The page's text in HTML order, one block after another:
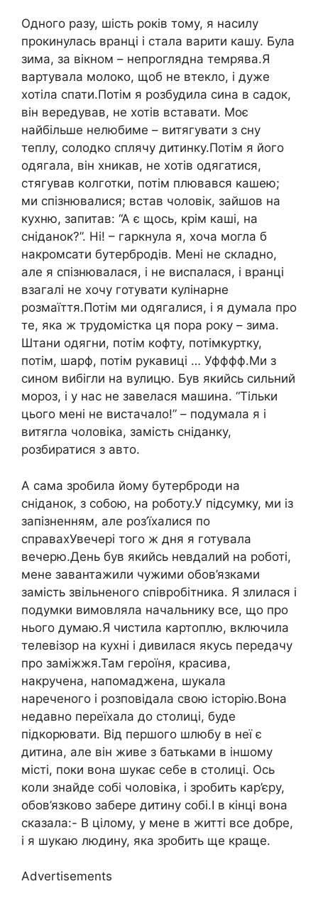
Одного разу, шість років тому, я насилу
прокинулась вранці і стала варити кашу. Була
зима, за вікном – непроглядна темрява.Я
вартувала молоко, щоб не втекло, і дуже
хотіла спати.Потім я розбудила сина в садок,
він вередував, не хотів вставати. Моє
найбільше нелюбиме – витягувати з сну
теплу, солодко сплячу дитинку.Потім я його
одягала, він хникав, не хотів одягатися,
стягував колготки, потім плювався кашею;
ми спізнювалися; встав чоловік, зайшов на
кухню, запитав: “А є щось, крім каші, на
сніданок?”. Ні! – гаркнула я, хоча могла б
накромсати бутербродів. Мені не складно,
але я спізнювалася, і не виспалася, і вранці
взагалі не хочу готувати кулінарне
розмаїття.Потім ми одягалися, і я думала про
те, яка ж трудомістка ця пора року – зима.
Штани одягни, потім кофту, потімкуртку,
потім, шарф, потім рукавиці … Уфффф.Ми з
сином вибігли на вулицю. Був якийсь сильний
мороз, і у нас не завелася машина. “Тільки
цього мені не вистачало!” – подумала я і
витягла чоловіка, замість сніданку,
розбиратися з авто.
А сама зробила йому бутерброди на
сніданок, з собою, на роботу.У підсумку, ми із
запізненням, але роз’їхалися по
справахУвечері того ж дня я готувала
вечерю.День був якийсь невдалий на роботі,
мене завантажили чужими обов’язками
замість звільненого співробітника. Я злилася і
подумки вимовляла начальнику все, що про
нього думаю.Я чистила картоплю, включила
телевізор на кухні і дивилася якусь передачу
про заміжжя.Там героїня, красива,
накручена, напомаджена, шукала
нареченого і розповідала свою історію.Вона
недавно переїхала до столиці, буде
підкорювати. Від першого шлюбу в неї є
дитина, але він живе з батьками в іншому
місті, поки вона шукає себе в столиці. Ось
коли знайде собі чоловіка, і зробить кар’єру,
обов’язково забере дитину собі.І в кінці вона
сказала:- В цілому, у мене в житті все добре,
і я шукаю людину, яка зробить ще краще.
Advertisements